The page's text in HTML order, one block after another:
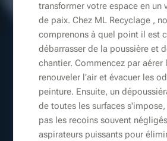
transformer votre espace en un
de paix. Chez ML Recyclage ,
comprenons à quel point il est
débarrasser de la poussière et
chantier. Commencez par aérer
renouveler l'air et évacuer les
peinture. Ensuite, un
de toutes les surfaces
pas les recoins souvent
aspirateurs puissants pour